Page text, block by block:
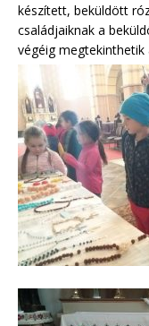
készített, beküldött
családjaiknak a
végéig